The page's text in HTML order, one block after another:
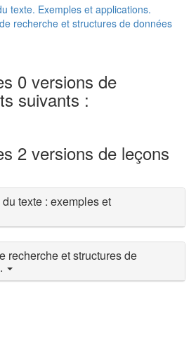
texte. Exemples et applications.
recherche et structures de données
0 versions de
suivants :
2 versions de leçons
texte : exemples et
recherche et structures de